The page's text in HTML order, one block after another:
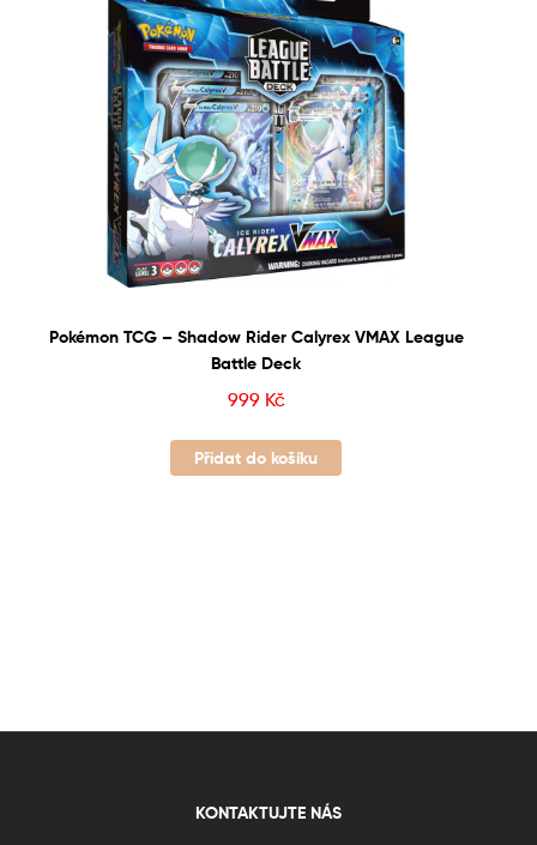
Pokémon TCG – Shadow Rider Calyrex VMAX League
Battle Deck
999 Kč
Přidat do košíku
KONTAKTUJTE NÁS